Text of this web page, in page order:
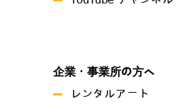
企業・事業所の方へ
レンタルアート